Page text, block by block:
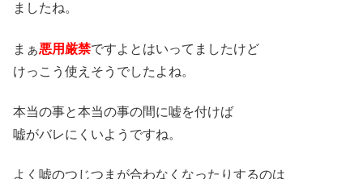
ましたね。
まぁ悪用厳禁ですよとはいってましたけど
けっこう使えそうでしたよね。
本当の事と本当の事の間に嘘を付けば
嘘がバレにくいようですね。
よく嘘のつじつまが合わなくなったりするのは